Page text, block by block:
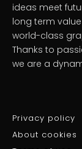
ideas meet
long term
world-class
Thanks to
we are a
Privacy policy
About cookies